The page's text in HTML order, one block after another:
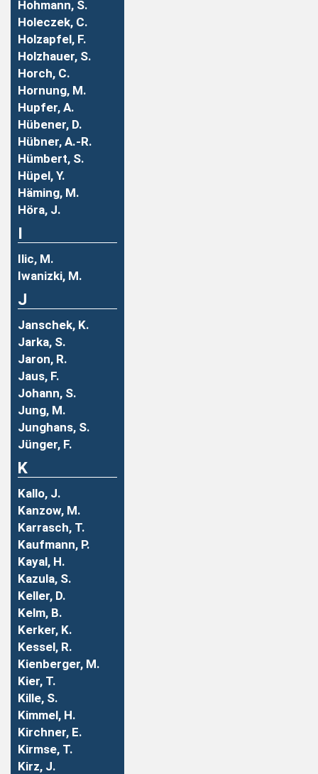
Hohmann, S.
Holeczek, C.
Holzapfel, F.
Holzhauer, S.
Horch, C.
Hornung, M.
Hupfer, A.
Hübener, D.
Hübner, A.-R.
Hümbert, S.
Hüpel, Y.
Häming, M.
Höra, J.
I
Ilic, M.
Iwanizki, M.
J
Janschek, K.
Jarka, S.
Jaron, R.
Jaus, F.
Johann, S.
Jung, M.
Junghans, S.
Jünger, F.
K
Kallo, J.
Kanzow, M.
Karrasch, T.
Kaufmann, P.
Kayal, H.
Kazula, S.
Keller, D.
Kelm, B.
Kerker, K.
Kessel, R.
Kienberger, M.
Kier, T.
Kille, S.
Kimmel, H.
Kirchner, E.
Kirmse, T.
Kirz, J.